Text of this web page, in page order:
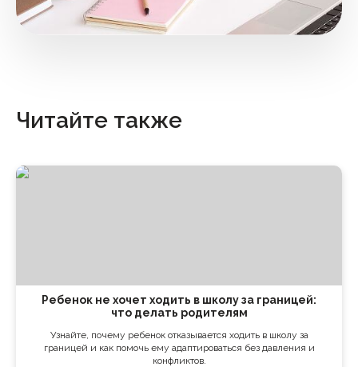
Читайте также
Ребенок не хочет ходить в школу за границей:
что делать родителям
Узнайте, почему ребенок отказывается ходить в школу за
границей и как помочь ему адаптироваться без давления и
конфликтов.